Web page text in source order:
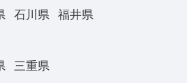
石川県 福井県
三重県